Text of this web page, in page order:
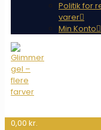
Politik for
varer
Min Konto
0,00 kr.